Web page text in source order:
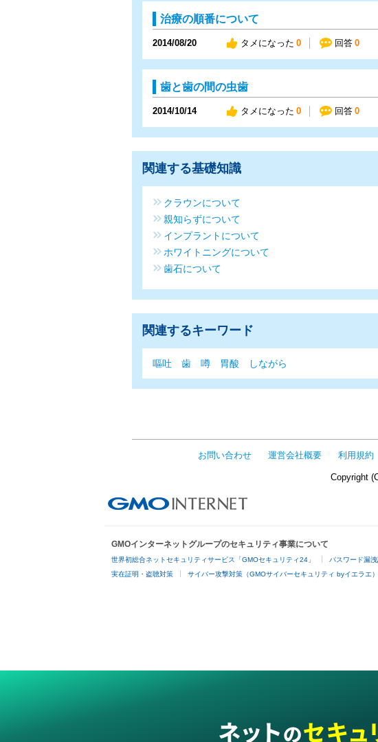
治療の順番について
2014/08/20 タメになった 0 回答 0
歯と歯の間の虫歯
2014/10/14 タメになった 0 回答 0
関連する基礎知識
クラウンについて
親知らずについて
インプラントについて
ホワイトニングについて
歯石について
関連するキーワード
嘔吐 歯 噂 胃酸 しながら
お問い合わせ 運営会社概要 利用規約
Copyright
GMOインターネットグループのセキュリティ事業について
世界初総合ネットセキュリティサービス「GMOセキュリティ24」 パスワード漏
実在証明・盗聴対策 サイバー攻撃対策（GMOサイバーセキュリティ byイエラエ）